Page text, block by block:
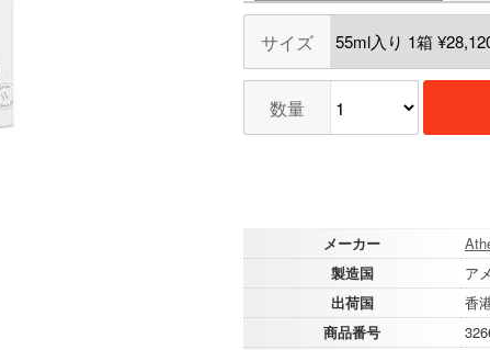
サイズ
数量
メーカー
製造国
ア
出荷国
香
商品番号